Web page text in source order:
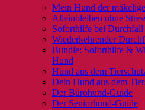
Mein Hund der
Alleinbleiben ohne
Soforthilfe bei
Wiederkehrender
Bundle: Soforthilfe &
Hund
Hund aus dem
Dein Hund aus dem
Der Bürohund-Guide
Der Seniorhund-Guide